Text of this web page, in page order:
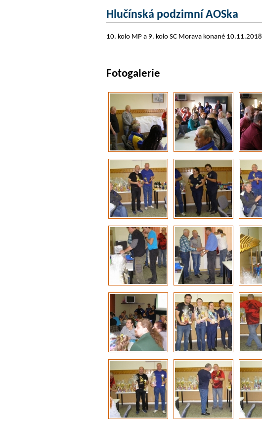
Hlučínská podzimní AOSka
10. kolo MP a 9. kolo SC Morava konané 10.11.2018
Fotogalerie